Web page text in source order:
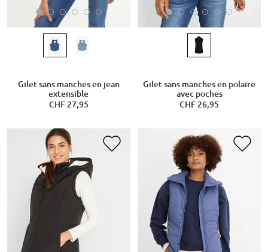
Gilet sans manches en jean
extensible
CHF 27,95
Gilet sans manches en polaire
avec poches
CHF 26,95